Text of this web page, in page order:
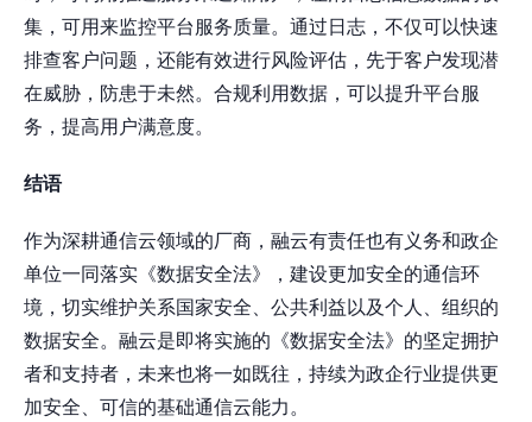
集，可用来监控平台服务质量。通过日志，不仅可以快速
排查客户问题，还能有效进行风险评估，先于客户发现潜
在威胁，防患于未然。合规利用数据，可以提升平台服
务，提高用户满意度。
结语
作为深耕通信云领域的厂商，融云有责任也有义务和政企
单位一同落实《数据安全法》，建设更加安全的通信环
境，切实维护关系国家安全、公共利益以及个人、组织的
数据安全。融云是即将实施的《数据安全法》的坚定拥护
者和支持者，未来也将一如既往，持续为政企行业提供更
加安全、可信的基础通信云能力。